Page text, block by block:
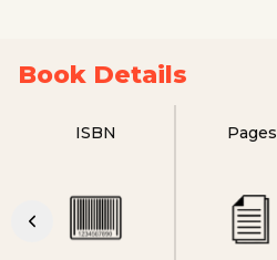
Book Details
ISBN Pages